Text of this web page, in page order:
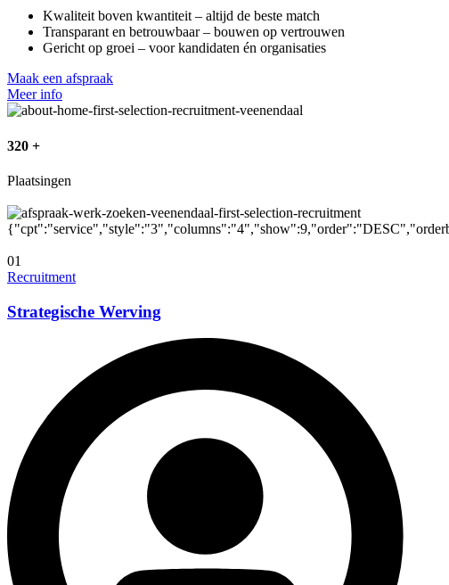
Kwaliteit boven kwantiteit – altijd de beste match
Transparant en betrouwbaar – bouwen op vertrouwen
Gericht op groei – voor kandidaten én organisaties
Maak een afspraak
Meer info
320 +
Plaatsingen
01
Recruitment
Strategische Werving